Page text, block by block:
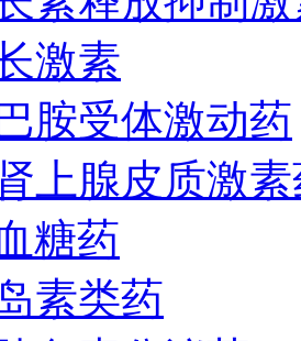
激素
胺受体激动药
上腺皮质激
糖药
素类药